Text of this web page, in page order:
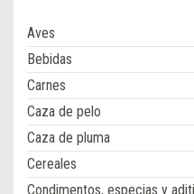
Aves
Bebidas
Carnes
Caza de pelo
Caza de pluma
Cereales
Condimentos, especias y